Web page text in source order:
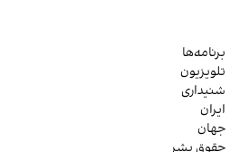
برنامه‌ها
تلویزیون
شنیداری
ایران
جهان
حقوق بشر